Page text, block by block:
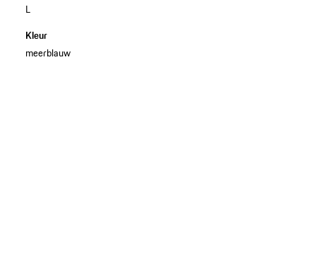
L
Kleur
meerblauw